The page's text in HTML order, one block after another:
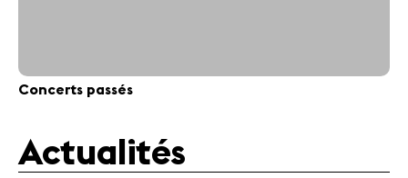
Concerts passés
Actualités